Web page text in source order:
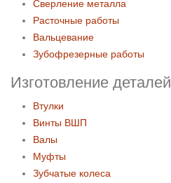
Сверление металла
Расточные работы
Вальцевание
Зубофрезерные работы
Изготовление деталей
Втулки
Винты ВШП
Валы
Муфты
Зубчатые колеса